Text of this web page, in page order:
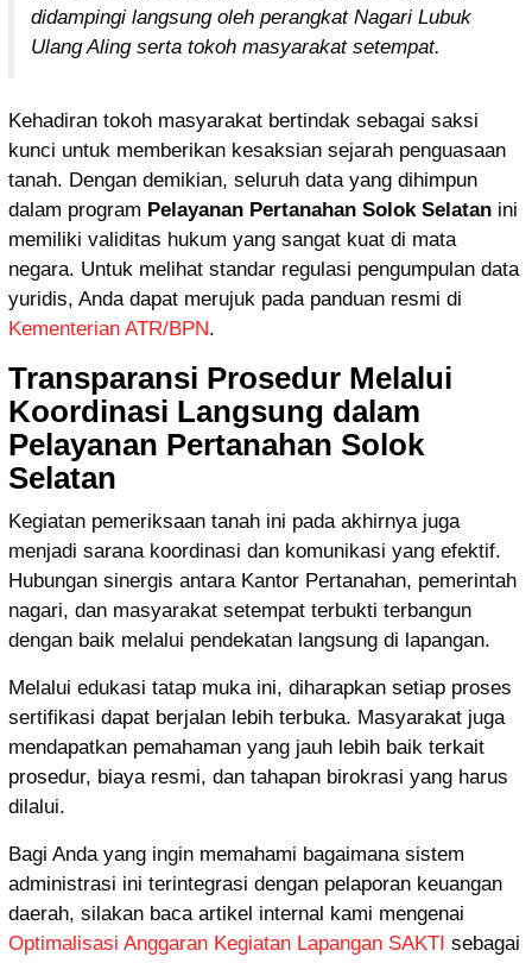
didampingi langsung oleh perangkat Nagari Lubuk
Ulang Aling serta tokoh masyarakat setempat.
Kehadiran tokoh masyarakat bertindak sebagai saksi
kunci untuk memberikan kesaksian sejarah penguasaan
tanah. Dengan demikian, seluruh data yang dihimpun
dalam program Pelayanan Pertanahan Solok Selatan ini
memiliki validitas hukum yang sangat kuat di mata
negara. Untuk melihat standar regulasi pengumpulan data
yuridis, Anda dapat merujuk pada panduan resmi di
Kementerian ATR/BPN.
Transparansi Prosedur Melalui
Koordinasi Langsung dalam
Pelayanan Pertanahan Solok
Selatan
Kegiatan pemeriksaan tanah ini pada akhirnya juga
menjadi sarana koordinasi dan komunikasi yang efektif.
Hubungan sinergis antara Kantor Pertanahan, pemerintah
nagari, dan masyarakat setempat terbukti terbangun
dengan baik melalui pendekatan langsung di lapangan.
Melalui edukasi tatap muka ini, diharapkan setiap proses
sertifikasi dapat berjalan lebih terbuka. Masyarakat juga
mendapatkan pemahaman yang jauh lebih baik terkait
prosedur, biaya resmi, dan tahapan birokrasi yang harus
dilalui.
Bagi Anda yang ingin memahami bagaimana sistem
administrasi ini terintegrasi dengan pelaporan keuangan
daerah, silakan baca artikel internal kami mengenai
Optimalisasi Anggaran Kegiatan Lapangan SAKTI sebagai